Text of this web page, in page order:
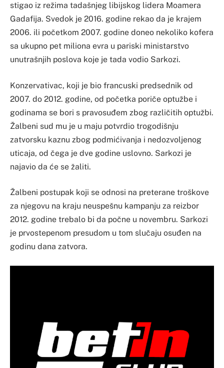
stigao iz režima tadašnjeg libijskog lidera Moamera
Gadafija. Svedok je 2016. godine rekao da je krajem
2006. ili početkom 2007. godine doneo nekoliko kofera
sa ukupno pet miliona evra u pariski ministarstvo
unutrašnjih poslova koje je tada vodio Sarkozi.
Konzervativac, koji je bio francuski predsednik od
2007. do 2012. godine, od početka poriče optužbe i
godinama se bori s pravosuđem zbog različitih optužbi.
Žalbeni sud mu je u maju potvrdio trogodišnju
zatvorsku kaznu zbog podmićivanja i nedozvoljenog
uticaja, od čega je dve godine uslovno. Sarkozi je
najavio da će se žaliti.
Žalbeni postupak koji se odnosi na preterane troškove
za njegovu na kraju neuspešnu kampanju za reizbor
2012. godine trebalo bi da počne u novembru. Sarkozi
je prvostepenom presudom u tom slučaju osuđen na
godinu dana zatvora.